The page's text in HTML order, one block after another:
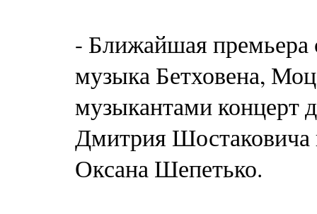
- Ближайшая премьера
музыка Бетховена,
музыкантами концерт
Дмитрия Шостаковича
Оксана Шепетько.